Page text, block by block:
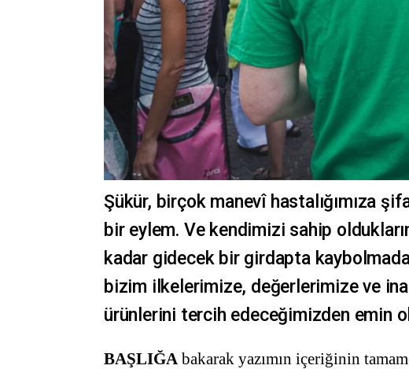
Şükür, birçok manevî hastalığımıza
bir eylem. Ve kendimizi sahip
kadar gidecek bir girdapta
bizim ilkelerimize, değerlerimize ve
ürünlerini tercih edeceğimizden emin
BAŞLIĞA bakarak yazımın içeriğinin